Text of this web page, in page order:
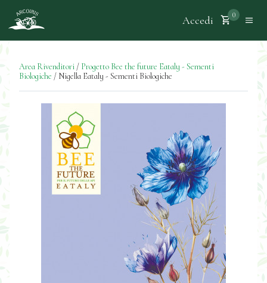
Accedi 0
Area Rivenditori / Progetto Bee the future Eataly - Sementi
Biologiche / Nigella Eataly - Sementi Biologiche